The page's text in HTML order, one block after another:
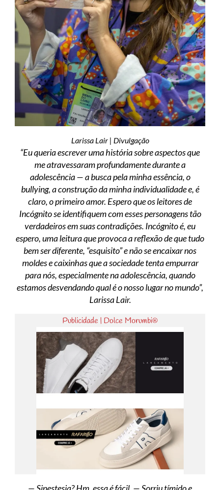
Larissa Lair | Divulgação
“Eu queria escrever uma história sobre aspectos que
me atravessaram profundamente durante a
adolescência — a busca pela minha essência, o
bullying, a construção da minha individualidade e, é
claro, o primeiro amor. Espero que os leitores de
Incógnito se identifiquem com esses personagens tão
verdadeiros em suas contradições. Incógnito é, eu
espero, uma leitura que provoca a reflexão de que tudo
bem ser diferente, “esquisito” e não se encaixar nos
moldes e caixinhas que a sociedade tenta empurrar
para nós, especialmente na adolescência, quando
estamos desvendando qual é o nosso lugar no mundo”,
Larissa Lair.
Publicidade | Dolce Morumbi®